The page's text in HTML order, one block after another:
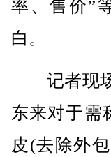
率、售价”
白。
记者现场
东来对于需
皮(去除外